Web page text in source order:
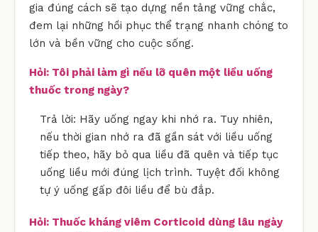
gia đúng cách sẽ tạo dựng nền tảng vững chắc,
đem lại những hồi phục thể trạng nhanh chóng to
lớn và bền vững cho cuộc sống.
Hỏi: Tôi phải làm gì nếu lỡ quên một liều uống
thuốc trong ngày?
Trả lời: Hãy uống ngay khi nhớ ra. Tuy nhiên,
nếu thời gian nhớ ra đã gần sát với liều uống
tiếp theo, hãy bỏ qua liều đã quên và tiếp tục
uống liều mới đúng lịch trình. Tuyệt đối không
tự ý uống gấp đôi liều để bù đắp.
Hỏi: Thuốc kháng viêm Corticoid dùng lâu ngày